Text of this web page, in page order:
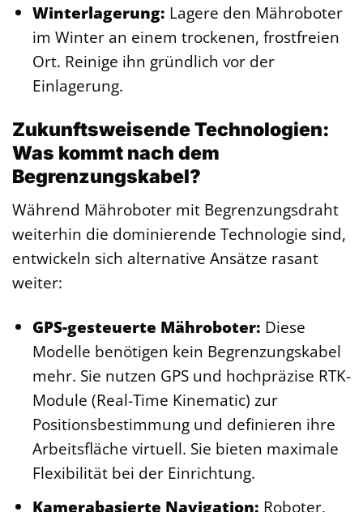
Winterlagerung: Lagere den Mähroboter
im Winter an einem trockenen, frostfreien
Ort. Reinige ihn gründlich vor der
Einlagerung.
Zukunftsweisende Technologien:
Was kommt nach dem
Begrenzungskabel?
Während Mähroboter mit Begrenzungsdraht
weiterhin die dominierende Technologie sind,
entwickeln sich alternative Ansätze rasant
weiter:
GPS-gesteuerte Mähroboter: Diese
Modelle benötigen kein Begrenzungskabel
mehr. Sie nutzen GPS und hochpräzise RTK-
Module (Real-Time Kinematic) zur
Positionsbestimmung und definieren ihre
Arbeitsfläche virtuell. Sie bieten maximale
Flexibilität bei der Einrichtung.
Kamerabasierte Navigation: Roboter,